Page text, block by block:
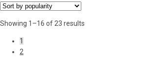
Showing 1–16 of 23 results
1
2